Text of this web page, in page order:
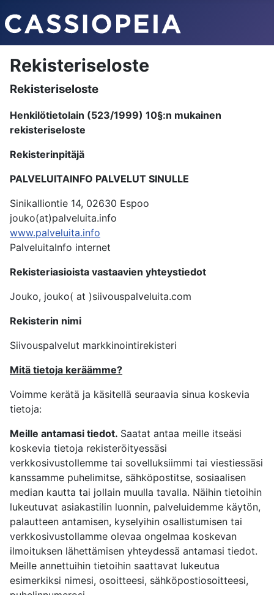
Rekisteriseloste
Rekisteriseloste
Henkilötietolain (523/1999) 10§:n mukainen
rekisteriseloste
Rekisterinpitäjä
PALVELUITAINFO PALVELUT SINULLE
Sinikalliontie 14, 02630 Espoo
jouko(at)palveluita.info
www.palveluita.info
PalveluitaInfo internet
Rekisteriasioista vastaavien yhteystiedot
Jouko, jouko( at )siivouspalveluita.com
Rekisterin nimi
Siivouspalvelut markkinointirekisteri
Mitä tietoja keräämme?
Voimme kerätä ja käsitellä seuraavia sinua koskevia
tietoja:
Meille antamasi tiedot. Saatat antaa meille itseäsi
koskevia tietoja rekisteröityessäsi
verkkosivustollemme tai sovelluksiimmi tai viestiessäsi
kanssamme puhelimitse, sähköpostitse, sosiaalisen
median kautta tai jollain muulla tavalla. Näihin tietoihin
lukeutuvat asiakastilin luonnin, palveluidemme käytön,
palautteen antamisen, kyselyihin osallistumisen tai
verkkosivustollamme olevaa ongelmaa koskevan
ilmoituksen lähettämisen yhteydessä antamasi tiedot.
Meille annettuihin tietoihin saattavat lukeutua
esimerkiksi nimesi, osoitteesi, sähköpostiosoitteesi,